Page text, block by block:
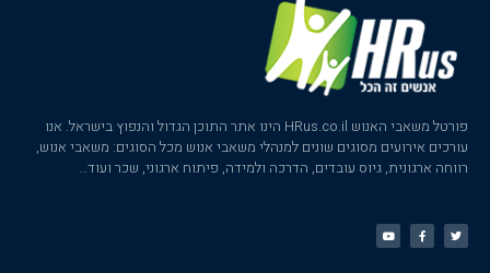
פורטל משאבי האנוש HRus.co.il הינו אתר התוכן הגדול והנפוץ בישראל. אנו
עורכים אירועים מסוגים שונים למנהלי משאבי אנוש מכל הסוגים: משאבי אנוש,
רווחה ארגונית, גיוס עובדים, הדרכה ולמידה, פיתוח ארגוני, שכר ועוד…